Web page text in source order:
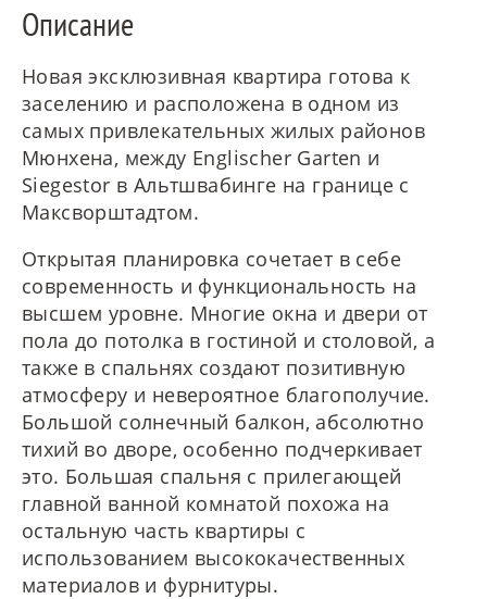
Описание
Новая эксклюзивная квартира готова к
заселению и расположена в одном из
самых привлекательных жилых районов
Мюнхена, между Englischer Garten и
Siegestor в Альтшвабинге на границе с
Максворштадтом.
Открытая планировка сочетает в себе
современность и функциональность на
высшем уровне. Многие окна и двери от
пола до потолка в гостиной и столовой, а
также в спальнях создают позитивную
атмосферу и невероятное благополучие.
Большой солнечный балкон, абсолютно
тихий во дворе, особенно подчеркивает
это. Большая спальня с прилегающей
главной ванной комнатой похожа на
остальную часть квартиры с
использованием высококачественных
материалов и фурнитуры.